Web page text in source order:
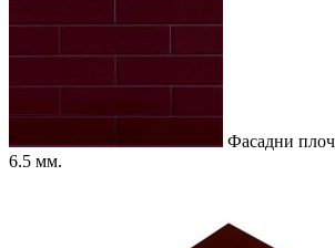
Фасадни
6.5 мм.